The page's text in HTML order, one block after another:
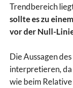
Trendbereich
sollte es zu
vor der Null-
Die Aussagen
interpretieren, da
wie beim